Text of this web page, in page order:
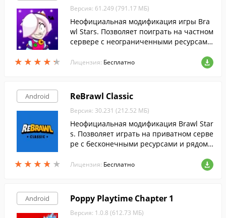
★ ★ ★ ★ ★
★ ★ ★ ★ ★
Версия: 61.249 (791.17 МБ)
Неофициальная модификация игры Bra
wl Stars. Позволяет поиграть на частном
сервере с неограниченными ресурсами,
лучить бан.
Лицензия: Бесплатно
Android
★ ★ ★ ★ ★
★ ★ ★ ★ ★
ReBrawl Classic
Версия: 30.231 (212.52 МБ)
Неофициальная модификация Brawl Star
s. Позволяет играть на приватном серве
ре с бесконечными ресурсами и рядом
Лицензия: Бесплатно
Android Poppy Playtime Chapter 1
Версия: 1.0.8 (612.73 МБ)